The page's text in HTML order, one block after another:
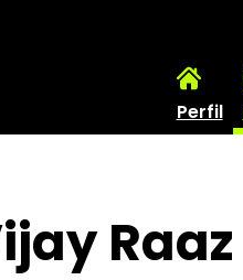
Perfil
Raaz